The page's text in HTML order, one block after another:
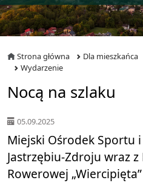
Strona główna Dla mieszkańca
Wydarzenie
Nocą na szlaku
05.09.2025
Miejski Ośrodek Sportu
Jastrzębiu-Zdroju wraz
Rowerowej